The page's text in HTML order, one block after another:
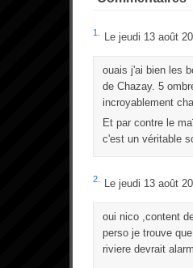
1. Le jeudi 13 août
ouais j'ai bien les
de Chazay. 5
incroyablement
Et par contre le
c'est un véritable
2. Le jeudi 13 août
oui nico ,content
perso je trouve
riviere devrait